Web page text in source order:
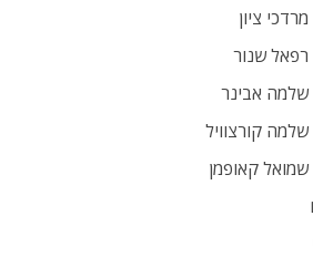
ציון
שנור
אבינר
קורצוויל
קאופמן